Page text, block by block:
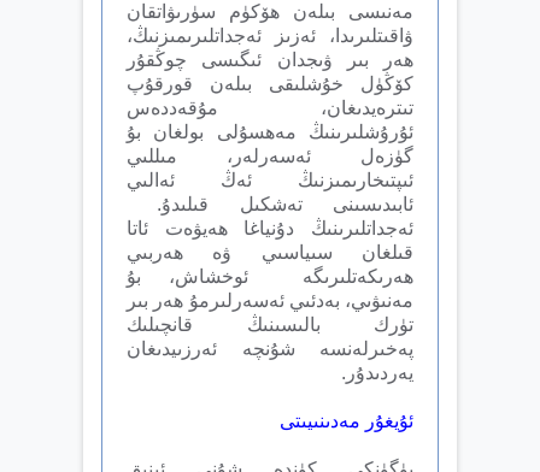
مەنىسى بىلەن ھۆكۈم سۈرىۋاتقان
ۋاقىتلىرىدا، ئەزىز ئەجداتلىرىمىزنىڭ،
ھەر بىر ۋىجدان ئىگىسى چوڭقۇر
كۆڭۈل خۇشلىقى بىلەن قورقۇپ
تىترەيدىغان، مۇقەددەس
ئۇرۇشلىرىنىڭ مەھسۇلى بولغان بۇ
گۈزەل ئەسەرلەر، مىللىي
ئ‍ىپتىخارىمىزنىڭ ئەڭ ئەالىي
ئابىدىسىنى تەشكىل قىلىدۇ.
ئەجداتلىرىنىڭ دۇنياغا ھەيۋەت ئاتا
قىلغان سىياسىي ۋە ھەربىي
ھەرىكەتلىرىگە ئوخشاش، بۇ
مەنىۋىي، بەدئىي ئەسەرلىرمۇ ھەر بىر
تۈرك بالىسىنىڭ قانچىلىك
پەخىرلەنسە شۇنچە ئەرزىيدىغان
يەردىدۇر.
ئۇيغۇر مەدىنىيىتى